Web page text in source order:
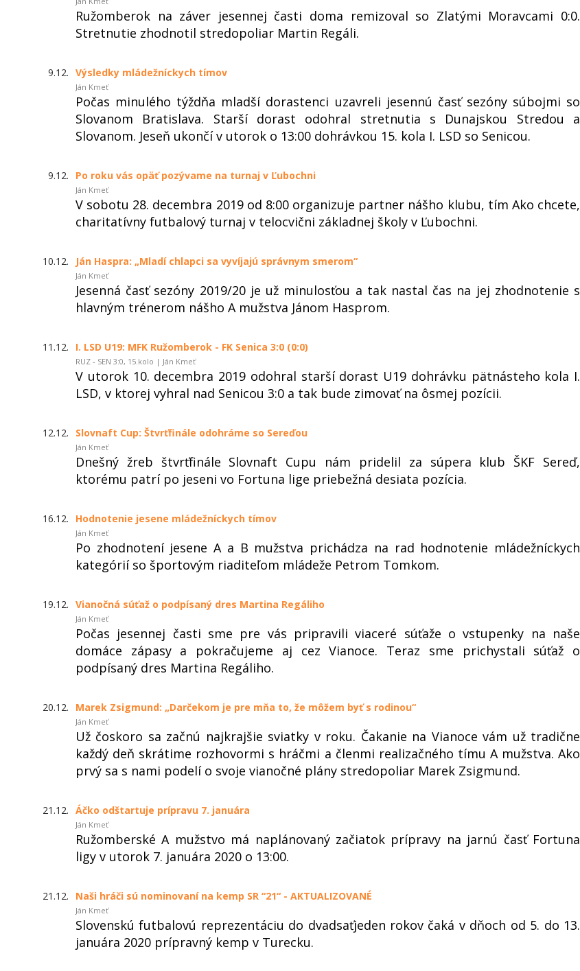
Ružomberok na záver jesennej časti doma remizoval so Zlatými Moravcami 0:0.
Stretnutie zhodnotil stredopoliar Martin Regáli.
9.12. Výsledky mládežníckych tímov
Ján Kmeť
Počas minulého týždňa mladší dorastenci uzavreli jesennú časť sezóny súbojmi so
Slovanom Bratislava. Starší dorast odohral stretnutia s Dunajskou Stredou a
Slovanom. Jeseň ukončí v utorok o 13:00 dohrávkou 15. kola I. LSD so Senicou.
9.12. Po roku vás opäť pozývame na turnaj v Ľubochni
Ján Kmeť
V sobotu 28. decembra 2019 od 8:00 organizuje partner nášho klubu, tím Ako chcete,
charitatívny futbalový turnaj v telocvični základnej školy v Ľubochni.
10.12. Ján Haspra: „Mladí chlapci sa vyvíjajú správnym smerom“
Ján Kmeť
Jesenná časť sezóny 2019/20 je už minulosťou a tak nastal čas na jej zhodnotenie s
hlavným trénerom nášho A mužstva Jánom Hasprom.
11.12. I. LSD U19: MFK Ružomberok - FK Senica 3:0 (0:0)
RUZ - SEN 3:0, 15.kolo | Ján Kmeť
V utorok 10. decembra 2019 odohral starší dorast U19 dohrávku pätnásteho kola I.
LSD, v ktorej vyhral nad Senicou 3:0 a tak bude zimovať na ôsmej pozícii.
12.12. Slovnaft Cup: Štvrťfinále odohráme so Sereďou
Ján Kmeť
Dnešný žreb štvrťfinále Slovnaft Cupu nám pridelil za súpera klub ŠKF Sereď,
ktorému patrí po jeseni vo Fortuna lige priebežná desiata pozícia.
16.12. Hodnotenie jesene mládežníckych tímov
Ján Kmeť
Po zhodnotení jesene A a B mužstva prichádza na rad hodnotenie mládežníckych
kategórií so športovým riaditeľom mládeže Petrom Tomkom.
19.12. Vianočná súťaž o podpísaný dres Martina Regáliho
Ján Kmeť
Počas jesennej časti sme pre vás pripravili viaceré súťaže o vstupenky na naše
domáce zápasy a pokračujeme aj cez Vianoce. Teraz sme prichystali súťaž o
podpísaný dres Martina Regáliho.
20.12. Marek Zsigmund: „Darčekom je pre mňa to, že môžem byť s rodinou“
Ján Kmeť
Už čoskoro sa začnú najkrajšie sviatky v roku. Čakanie na Vianoce vám už tradične
každý deň skrátime rozhovormi s hráčmi a členmi realizačného tímu A mužstva. Ako
prvý sa s nami podelí o svoje vianočné plány stredopoliar Marek Zsigmund.
21.12. Áčko odštartuje prípravu 7. januára
Ján Kmeť
Ružomberské A mužstvo má naplánovaný začiatok prípravy na jarnú časť Fortuna
ligy v utorok 7. januára 2020 o 13:00.
21.12. Naši hráči sú nominovaní na kemp SR “21“ - AKTUALIZOVANÉ
Ján Kmeť
Slovenskú futbalovú reprezentáciu do dvadsaťjeden rokov čaká v dňoch od 5. do 13.
januára 2020 prípravný kemp v Turecku.